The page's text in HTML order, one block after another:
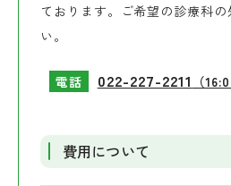
ております。ご希望の診療科
い。
電話 022-227-2211 （
費用について